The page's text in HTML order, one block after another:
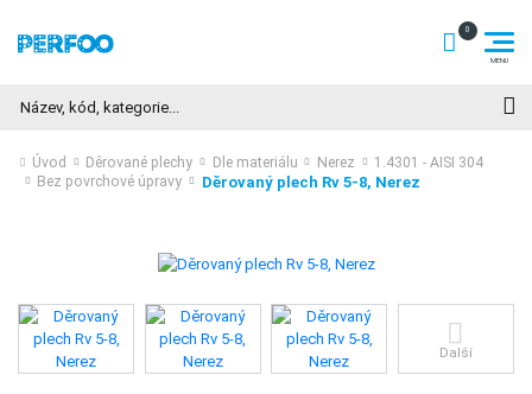
Úvod Děrované plechy Dle materiálu Nerez
1.4301 - AISI 304
Bez povrchové úpravy
Děrovaný plech Rv 5-8, Nerez
Další